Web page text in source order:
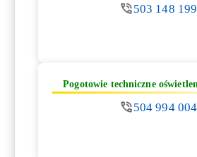
503 148 199
Pogotowie techniczne
504 994 004